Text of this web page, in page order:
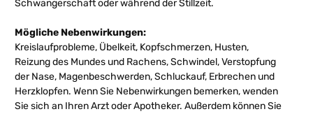
Schwangerschaft oder während der Stillzeit.
Mögliche Nebenwirkungen:
Kreislaufprobleme, Übelkeit, Kopfschmerzen, Husten,
Reizung des Mundes und Rachens, Schwindel, Verstopfung
der Nase, Magenbeschwerden, Schluckauf, Erbrechen und
Herzklopfen. Wenn Sie Nebenwirkungen bemerken, wenden
Sie sich an Ihren Arzt oder Apotheker. Außerdem können Sie